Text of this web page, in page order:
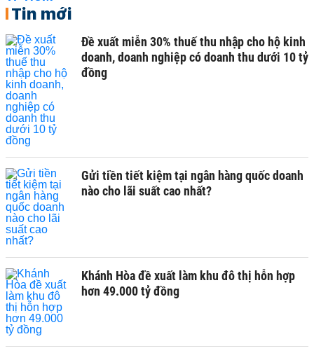
Tin mới
Đề xuất miễn 30% thuế thu nhập cho hộ kinh
doanh, doanh nghiệp có doanh thu dưới 10 tỷ
đồng
Gửi tiền tiết kiệm tại ngân hàng quốc doanh
nào cho lãi suất cao nhất?
Khánh Hòa đề xuất làm khu đô thị hỗn hợp
hơn 49.000 tỷ đồng